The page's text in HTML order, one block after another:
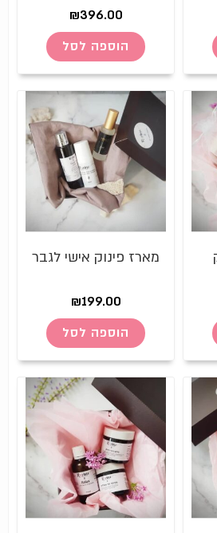
₪396.00
הוספה לסל
מארז פינוק אישי לגבר
₪199.00
הוספה לסל